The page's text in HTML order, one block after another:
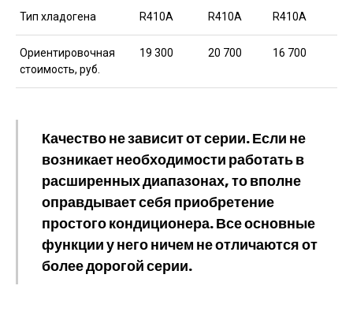
Тип хладогена R410A R410A R410A
Ориентировочная
стоимость, руб.
19 300 20 700 16 700
Качество не зависит от серии. Если не
возникает необходимости работать в
расширенных диапазонах, то вполне
оправдывает себя приобретение
простого кондиционера. Все основные
функции у него ничем не отличаются от
более дорогой серии.